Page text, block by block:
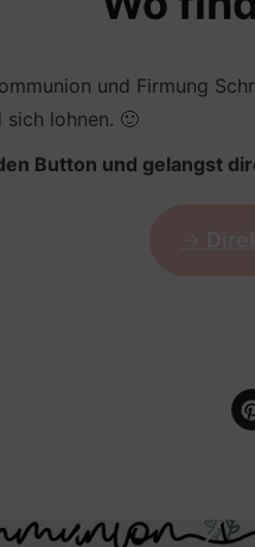
und Firmung
lohnen. 🙂
Button und gelangst